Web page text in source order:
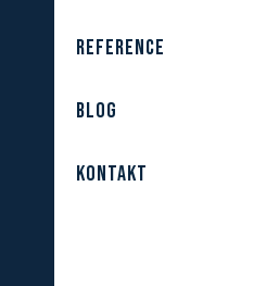
REFERENCE
BLOG
KONTAKT